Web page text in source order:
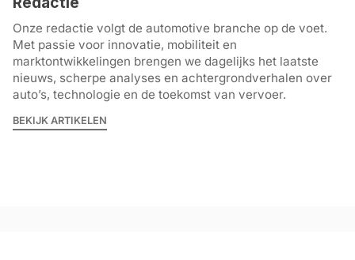
Onze redactie volgt de automotive branche op de voet.
Met passie voor innovatie, mobiliteit en
marktontwikkelingen brengen we dagelijks het laatste
nieuws, scherpe analyses en achtergrondverhalen over
auto’s, technologie en de toekomst van vervoer.
BEKIJK ARTIKELEN